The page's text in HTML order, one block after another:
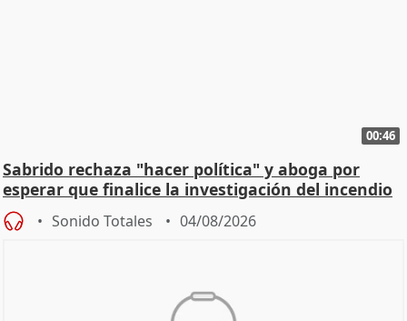
00:46
Sabrido rechaza "hacer política" y aboga por
esperar que finalice la investigación del incendio
Sonido Totales 04/08/2026